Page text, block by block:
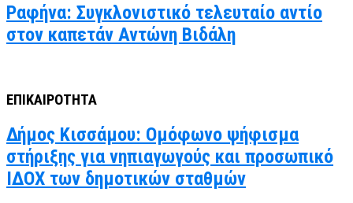
Ραφήνα: Συγκλονιστικό τελευταίο αντίο
στον καπετάν Αντώνη Βιδάλη
ΕΠΙΚΑΙΡΟΤΗΤΑ
Δήμος Κισσάμου: Ομόφωνο ψήφισμα
στήριξης για νηπιαγωγούς και προσωπικό
ΙΔΟΧ των δημοτικών σταθμών